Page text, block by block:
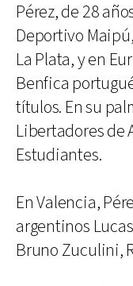
Pérez, de 28
Deportivo
La Plata, y en
Benfica
títulos. En su
Libertadores de
Estudiantes.
En Valencia,
argentinos
Bruno Zuculini,